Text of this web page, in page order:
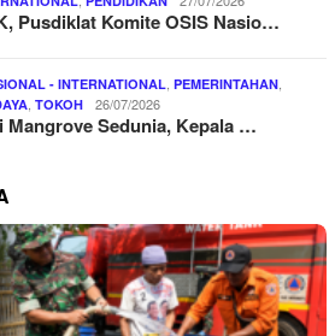
Pusdiklat Komite OSIS Nasio…
- INTERNATIONAL PEMERINTAHAN
TOKOH 26/07/2026
Mangrove Sedunia, Kepala …